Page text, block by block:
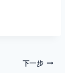
下一步